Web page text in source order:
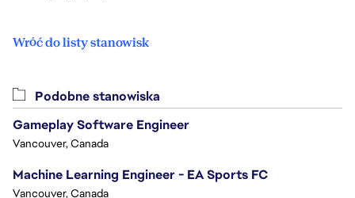
Wróć do listy stanowisk
Podobne stanowiska
Gameplay Software Engineer
Vancouver, Canada
Machine Learning Engineer - EA Sports FC
Vancouver, Canada